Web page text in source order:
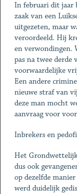
In februari dit jaar
zaak van een
uitgezeten, maar
veroordeeld. Hij
en verwondingen.
pas na twee
voorwaardelijke
Een andere
nieuwe straf van
deze man mocht
aanvraag voor
Inbrekers en
Het
dus ook
op dezelfde
werd duidelijk